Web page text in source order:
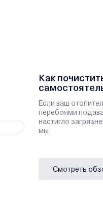
Как
Если ваш
перебоями
настигло
мы
Смотреть